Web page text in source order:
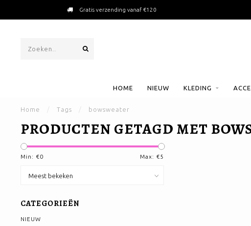
Gratis verzending vanaf €120
HOME NIEUW KLEDING
Home / Tags / bowsweater
PRODUCTEN GETAGD MET
Min: €0 Max: €5
CATEGORIEËN
NIEUW